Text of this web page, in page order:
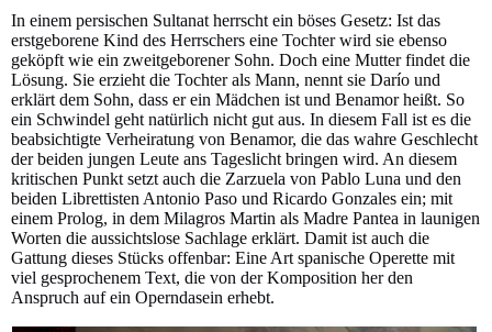
In einem persischen Sultanat herrscht ein böses Gesetz: Ist das
erstgeborene Kind des Herrschers eine Tochter wird sie ebenso
geköpft wie ein zweitgeborener Sohn. Doch eine Mutter findet die
Lösung. Sie erzieht die Tochter als Mann, nennt sie Darío und
erklärt dem Sohn, dass er ein Mädchen ist und Benamor heißt. So
ein Schwindel geht natürlich nicht gut aus. In diesem Fall ist es die
beabsichtigte Verheiratung von Benamor, die das wahre Geschlecht
der beiden jungen Leute ans Tageslicht bringen wird. An diesem
kritischen Punkt setzt auch die Zarzuela von Pablo Luna und den
beiden Librettisten Antonio Paso und Ricardo Gonzales ein; mit
einem Prolog, in dem Milagros Martin als Madre Pantea in launigen
Worten die aussichtslose Sachlage erklärt. Damit ist auch die
Gattung dieses Stücks offenbar: Eine Art spanische Operette mit
viel gesprochenem Text, die von der Komposition her den
Anspruch auf ein Operndasein erhebt.